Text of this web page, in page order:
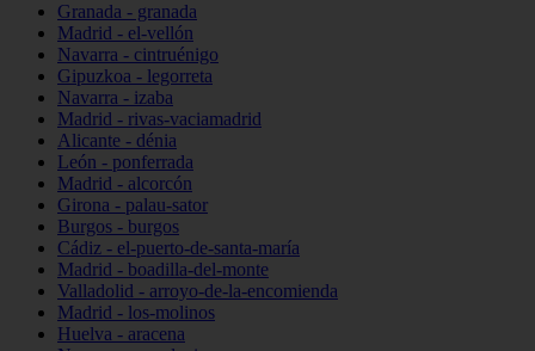
Granada - granada
Madrid - el-vellón
Navarra - cintruénigo
Gipuzkoa - legorreta
Navarra - izaba
Madrid - rivas-vaciamadrid
Alicante - dénia
León - ponferrada
Madrid - alcorcón
Girona - palau-sator
Burgos - burgos
Cádiz - el-puerto-de-santa-maría
Madrid - boadilla-del-monte
Valladolid - arroyo-de-la-encomienda
Madrid - los-molinos
Huelva - aracena